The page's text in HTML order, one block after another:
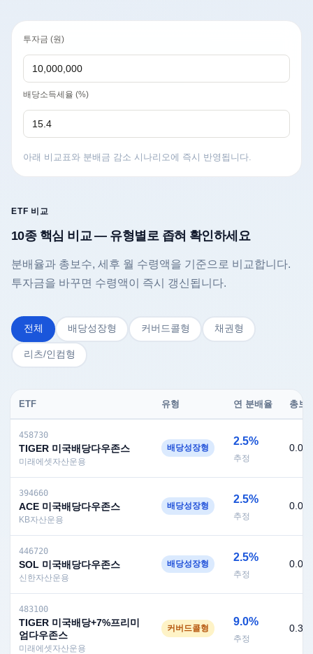
투자금 (원)
배당소득세율 (%)
아래 비교표와 분배금 감소 시나리오에 즉시 반영됩니다.
ETF 비교
10종 핵심 비교 — 유형별로 좁혀 확인하세요
분배율과 총보수, 세후 월 수령액을 기준으로 비교합니다.
투자금을 바꾸면 수령액이 즉시 갱신됩니다.
전체 배당성장형 커버드콜형 채권형
리츠/인컴형
ETF 유형 연 분배율 총보
458730
TIGER 미국배당다우존스
미래에셋자산운용
배당성장형
2.5%
추정
394660
ACE 미국배당다우존스
KB자산운용
배당성장형
2.5%
추정
446720
SOL 미국배당다우존스
신한자산운용
배당성장형
2.5%
추정
483100
TIGER 미국배당+7%프리미
엄다우존스
미래에셋자산운용
커버드콜형
9.0%
추정